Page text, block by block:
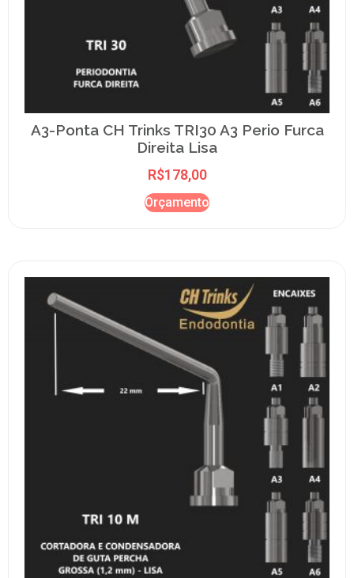
A3-Ponta CH Trinks TRI30 A3 Perio Furca
Direita Lisa
R$178,00
Orçamento